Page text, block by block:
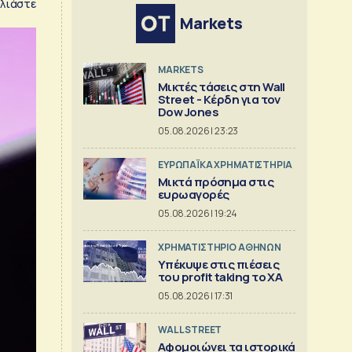
Markets
MARKETS
Μικτές τάσεις στη Wall
Street - Κέρδη για τον
Dow Jones
05.08.2026 | 23:23
ΕΥΡΩΠΑΪΚΑ ΧΡΗΜΑΤΙΣΤΗΡΙΑ
Μικτά πρόσημα στις
ευρωαγορές
05.08.2026 | 19:24
XΡΗΜΑΤΙΣΤΗΡΙΟ ΑΘΗΝΩΝ
Υπέκυψε στις πιέσεις
του profit taking το ΧΑ
05.08.2026 | 17:31
WALL STREET
Αφομοιώνει τα ιστορικά